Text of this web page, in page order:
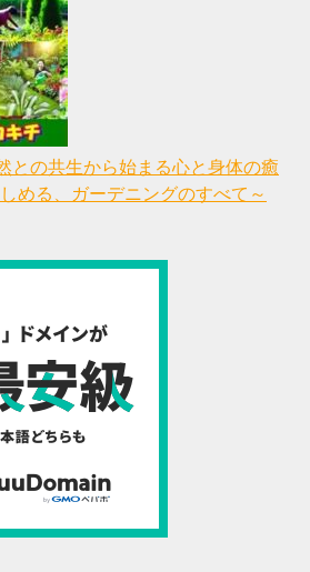
との共生から始まる心と身体の癒
める、ガーデニングのすべて～